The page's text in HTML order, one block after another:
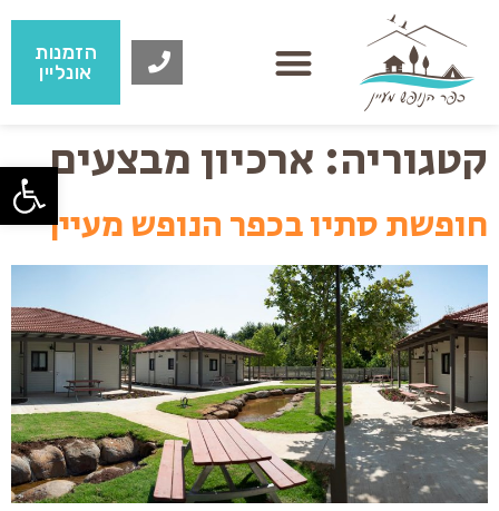
הזמנות
אונליין
קטגוריה: ארכיון מבצעים
חופשת סתיו בכפר הנופש מעיין